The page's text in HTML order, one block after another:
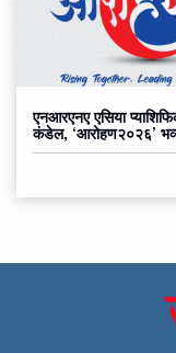
एनआरएनए एसिया
कंडेल, ‘आरोहण२०२६’